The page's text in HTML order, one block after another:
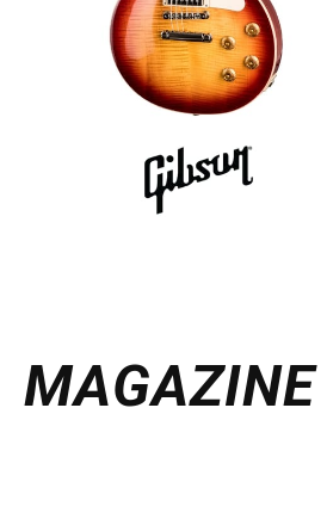
MAGAZINE